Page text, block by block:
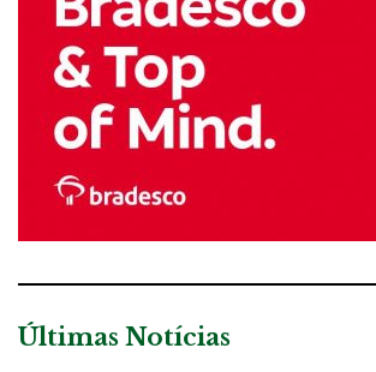
Últimas Notícias